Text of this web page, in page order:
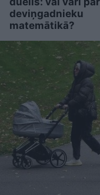
deviņgadnieku
matemātikā?